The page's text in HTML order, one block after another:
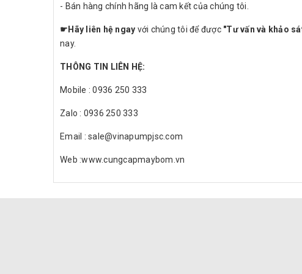
- Bán hàng chính hãng là cam kết của chúng tôi.
☛ Hãy liên hệ ngay với chúng tôi để được "Tư vấn và khảo
nay.
THÔNG TIN LIÊN HỆ:
Mobile : 0936 250 333
Zalo : 0936 250 333
Email : sale@vinapumpjsc.com
Web :www.cungcapmaybom.vn